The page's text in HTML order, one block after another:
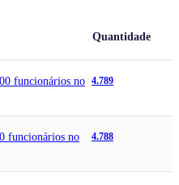
Quantidade
funcionários no
4.789
funcionários no
4.788